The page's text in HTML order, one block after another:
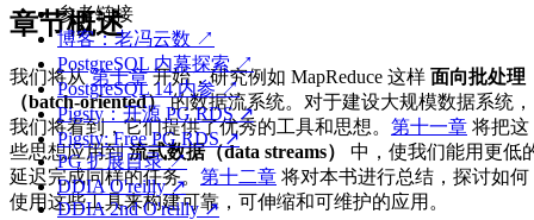
参考链接
博客：老冯云数 ↗
PostgreSQL 内幕探索 ↗
PostgreSQL 14 内参 ↗
Pigsty：开源 PG RDS ↗
Pigsty: Free PG RDS ↗
PG 扩展目录 ↗
DDIA O'reilly ↗
DDIA 2nd O'reilly ↗
章节概述
我们将从第十章开始，研究例如 MapReduce 这样 面向批处理
（batch-oriented）的数据流系统。对于建设大规模数据系统，
我们将看到，它们提供了优秀的工具和思想。 第十一章 将把这
些思想应用到流式数据（data streams）
中，使我们能用更低
延迟完成同样的任务。 第十二章 将对本书进行总结，探讨如何
使用这些工具来构建可靠，可伸缩和可维护的应用。